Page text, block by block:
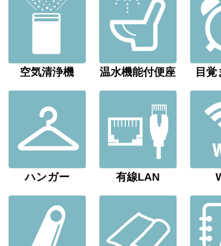
空気清浄機 温水機能付便座 目
ハンガー 有線LAN